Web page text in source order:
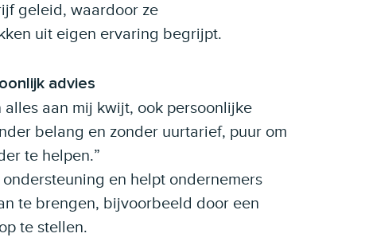
geleid, waardoor ze
uit eigen ervaring begrijpt.
advies
alles aan mij kwijt, ook persoonlijke
belang en zonder uurtarief, puur om
te helpen.”
en helpt ondernemers
te brengen, bijvoorbeeld door een
te stellen.